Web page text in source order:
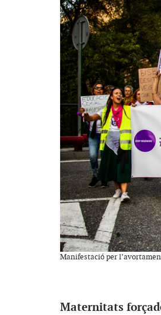
Manifestació per
Maternitats